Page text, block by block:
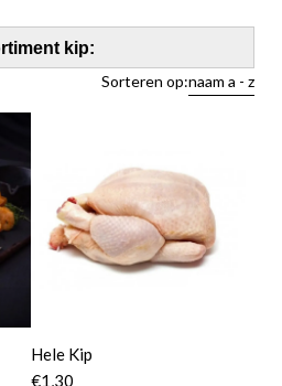
kip:
Sorteren op:naam a - z
Hele Kip
€1,30